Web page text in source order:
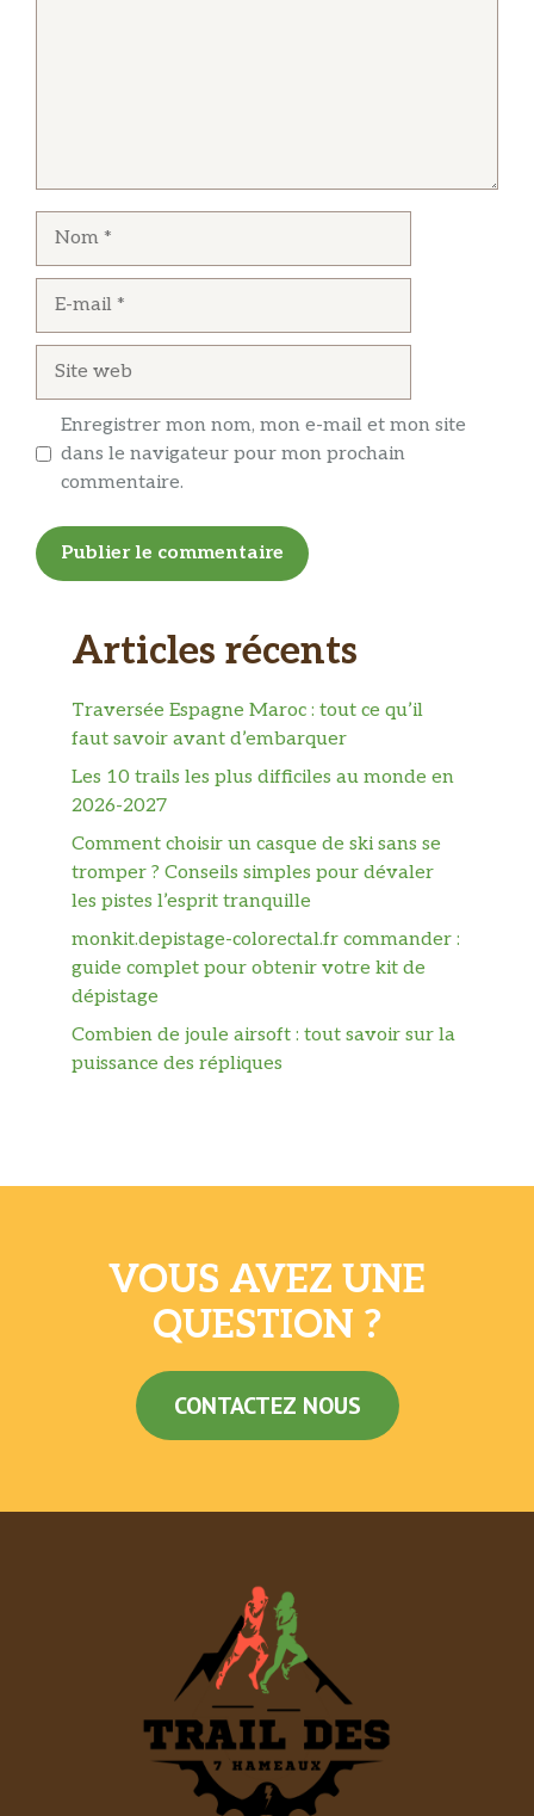
Enregistrer mon nom, mon e-mail et mon site
dans le navigateur pour mon prochain
commentaire.
Articles récents
Traversée Espagne Maroc : tout ce qu’il
faut savoir avant d’embarquer
Les 10 trails les plus difficiles au monde en
2026-2027
Comment choisir un casque de ski sans se
tromper ? Conseils simples pour dévaler
les pistes l’esprit tranquille
monkit.depistage-colorectal.fr commander :
guide complet pour obtenir votre kit de
dépistage
Combien de joule airsoft : tout savoir sur la
puissance des répliques
VOUS AVEZ UNE
QUESTION ?
CONTACTEZ NOUS